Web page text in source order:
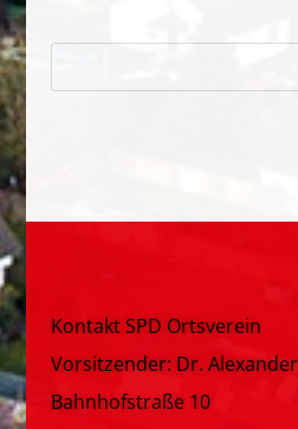
Kontakt SPD Ortsverein
Vorsitzender: Dr.
Bahnhofstraße 10